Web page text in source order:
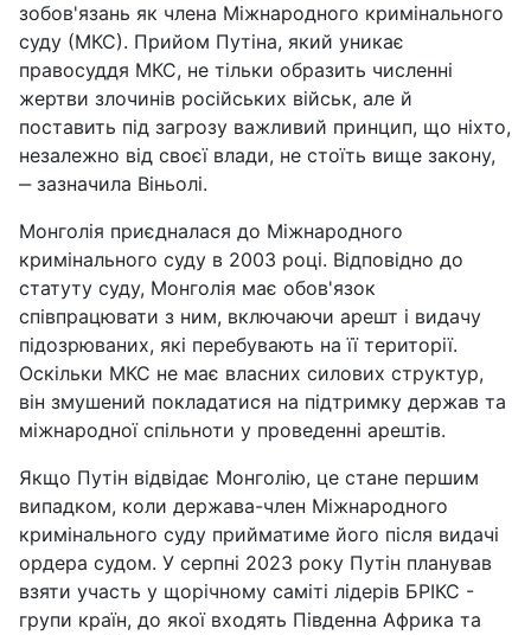
зобов'язань як члена Міжнародного кримінального
суду (МКС). Прийом Путіна, який уникає
правосуддя МКС, не тільки образить численні
жертви злочинів російських військ, але й
поставить під загрозу важливий принцип, що ніхто,
незалежно від своєї влади, не стоїть вище закону,
‒ зазначила Віньолі.
Монголія приєдналася до Міжнародного
кримінального суду в 2003 році. Відповідно до
статуту суду, Монголія має обов'язок
співпрацювати з ним, включаючи арешт і видачу
підозрюваних, які перебувають на її території.
Оскільки МКС не має власних силових структур,
він змушений покладатися на підтримку держав та
міжнародної спільноти у проведенні арештів.
Якщо Путін відвідає Монголію, це стане першим
випадком, коли держава-член Міжнародного
кримінального суду прийматиме його після видачі
ордера судом. У серпні 2023 року Путін планував
взяти участь у щорічному саміті лідерів БРІКС -
групи країн, до якої входять Південна Африка та